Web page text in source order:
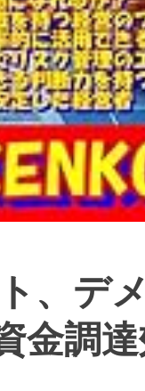
、デ
金調